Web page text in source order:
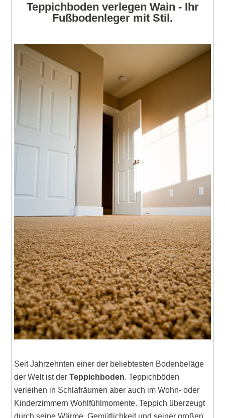
Teppichboden verlegen Wain - Ihr
Fußbodenleger mit Stil.
Seit Jahrzehnten einer der beliebtesten Bodenbeläge
der Welt ist derTeppichboden. Teppichböden
verleihen in Schlafräumen aber auch im Wohn- oder
Kinderzimmern Wohlfühlmomente. Teppich überzeugt
durch seine Wärme, Gemütlichkeit und seiner großen